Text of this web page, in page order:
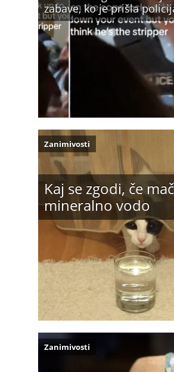
zabave, ko je prišla
Kaj se zgodi, če
mineralno vodo
Zanimivosti
Zanimivosti